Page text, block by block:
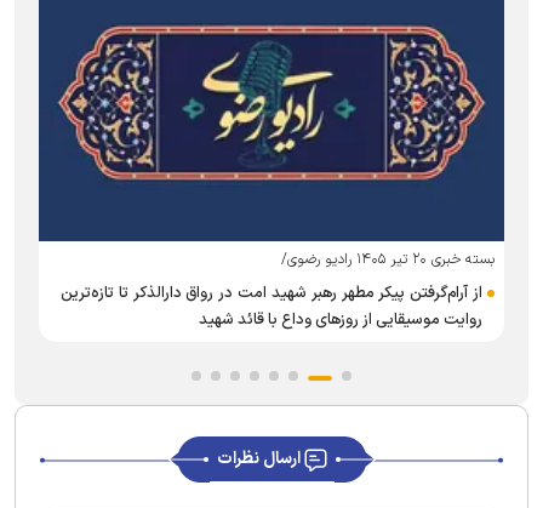
بسته خبری ۲۰ تیر ۱۴۰۵ رادیو رضوی/
از آرام‌گرفتن پیکر مطهر رهبر شهید امت در رواق دارالذکر تا تازه‌ترین
روایت موسیقایی از روز‌های وداع با قائد شهید
ارسال نظرات